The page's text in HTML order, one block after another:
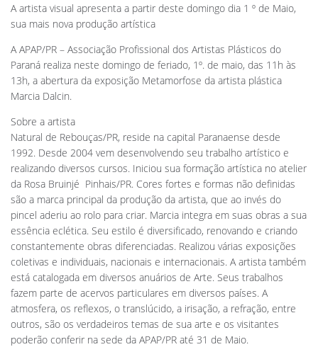
A artista visual apresenta a partir deste domingo dia 1 º de Maio,
sua mais nova produção artística
A APAP/PR – Associação Profissional dos Artistas Plásticos do
Paraná realiza neste domingo de feriado, 1º. de maio, das 11h às
13h, a abertura da exposição Metamorfose da artista plástica
Marcia Dalcin.
Sobre a artista
Natural de Rebouças/PR, reside na capital Paranaense desde
1992. Desde 2004 vem desenvolvendo seu trabalho artístico e
realizando diversos cursos. Iniciou sua formação artística no atelier
da Rosa Bruinjé  Pinhais/PR. Cores fortes e formas não definidas
são a marca principal da produção da artista, que ao invés do
pincel aderiu ao rolo para criar. Marcia integra em suas obras a sua
essência eclética. Seu estilo é diversificado, renovando e criando
constantemente obras diferenciadas. Realizou várias exposições
coletivas e individuais, nacionais e internacionais. A artista também
está catalogada em diversos anuários de Arte. Seus trabalhos
fazem parte de acervos particulares em diversos países. A
atmosfera, os reflexos, o translúcido, a irisação, a refração, entre
outros, são os verdadeiros temas de sua arte e os visitantes
poderão conferir na sede da APAP/PR até 31 de Maio.